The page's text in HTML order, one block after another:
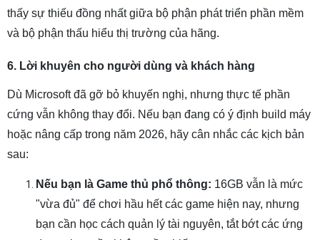
thấy sự thiếu đồng nhất giữa bộ phận phát triển phần mềm
và bộ phận thấu hiểu thị trường của hãng.
6. Lời khuyên cho người dùng và khách hàng
Dù Microsoft đã gỡ bỏ khuyến nghị, nhưng thực tế phần
cứng vẫn không thay đổi. Nếu bạn đang có ý định build máy
hoặc nâng cấp trong năm 2026, hãy cân nhắc các kịch bản
sau:
Nếu bạn là Game thủ phổ thông: 16GB vẫn là mức
"vừa đủ" để chơi hầu hết các game hiện nay, nhưng
bạn cần học cách quản lý tài nguyên, tắt bớt các ứng